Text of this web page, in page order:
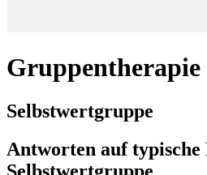
Gruppentherapie
Selbstwertgruppe
Antworten auf typische
Selbstwertgruppe